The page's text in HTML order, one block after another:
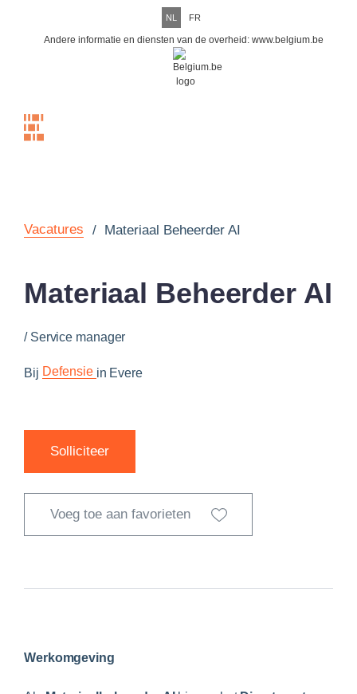
NL FR
Andere informatie en diensten van de overheid: www.belgium.be
Vacatures / Materiaal Beheerder AI
Materiaal Beheerder AI
/ Service manager
Bij Defensie in Evere
Solliciteer
Voeg toe aan favorieten
Werkomgeving